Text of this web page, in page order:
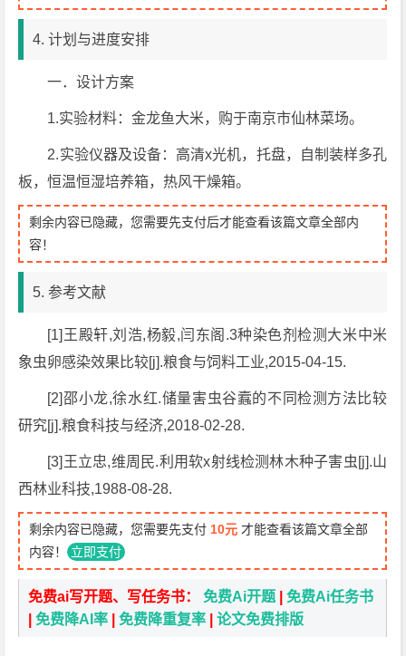
4. 计划与进度安排
一．设计方案
1.实验材料：金龙鱼大米，购于南京市仙林菜场。
2.实验仪器及设备：高清x光机，托盘，自制装样多孔
板，恒温恒湿培养箱，热风干燥箱。
剩余内容已隐藏，您需要先支付后才能查看该篇文章全部内
容！
5. 参考文献
[1]王殿轩,刘浩,杨毅,闫东阁.3种染色剂检测大米中米
象虫卵感染效果比较[j].粮食与饲料工业,2015-04-15.
[2]邵小龙,徐水红.储量害虫谷蠧的不同检测方法比较
研究[j].粮食科技与经济,2018-02-28.
[3]王立忠,维周民.利用软x射线检测林木种子害虫[j].山
西林业科技,1988-08-28.
剩余内容已隐藏，您需要先支付 10元 才能查看该篇文章全部
内容！ 立即支付
免费ai写开题、写任务书：免费Ai开题 |免费Ai任务书
|免费降AI率 |免费降重复率 |论文免费排版